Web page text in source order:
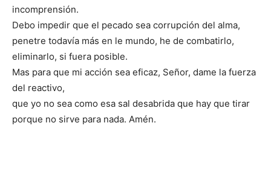
incomprensión.
Debo impedir que el pecado sea corrupción del alma,
penetre todavía más en le mundo, he de combatirlo,
eliminarlo, si fuera posible.
Mas para que mi acción sea eficaz, Señor, dame la fuerza
del reactivo,
que yo no sea como esa sal desabrida que hay que tirar
porque no sirve para nada. Amén.